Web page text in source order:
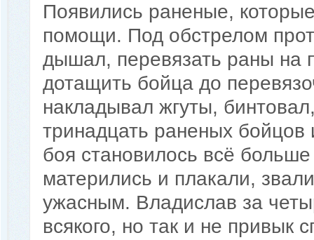
Появились раненые,
помощи. Под обстрелом
дышал, перевязать раны на
дотащить бойца до
накладывал жгуты,
тринадцать раненых
боя становилось всё
матерились и плакали,
ужасным. Владислав за
всякого, но так и не привык